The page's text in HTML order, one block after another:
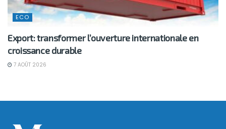
ECO
Export: transformer l’ouverture internationale en
croissance durable
7 AOÛT 2026